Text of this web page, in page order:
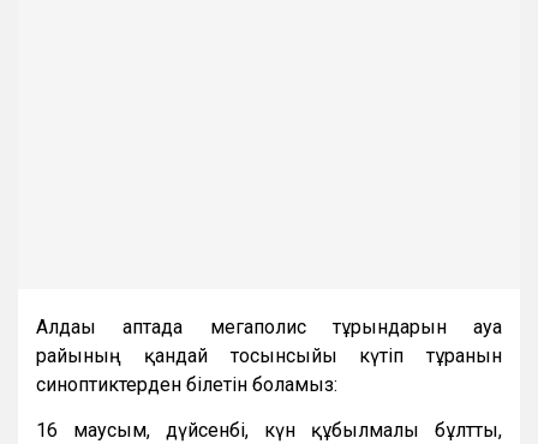
Алдағы аптада мегаполис тұрғындарын ауа
райының қандай тосынсыйы күтіп тұрғанын
синоптиктерден білетін боламыз:
16 маусым, дүйсенбі, күн құбылмалы бұлтты,